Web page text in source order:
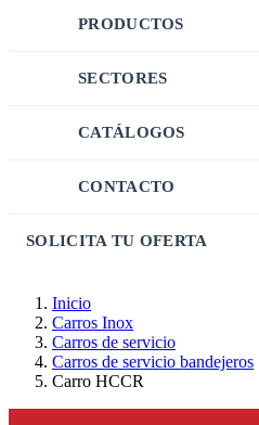
PRODUCTOS
SECTORES
CATÁLOGOS
CONTACTO
SOLICITA TU OFERTA
Inicio
Carros Inox
Carros de servicio
Carros de servicio bandejeros
Carro HCCR